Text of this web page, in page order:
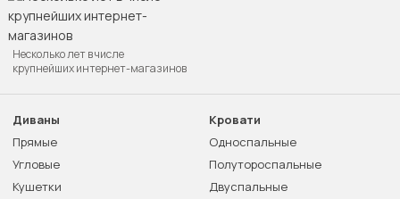
Несколько лет в числе
крупнейших интернет-магазинов
Диваны
Прямые
Угловые
Кушетки
Кровати
Односпальные
Полутороспальные
Двуспальные